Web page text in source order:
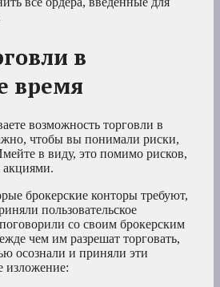
в
время
возможность торговли в
чтобы вы понимали риски,
в виду, это помимо рисков,
акциями.
брокерские конторы требуют,
пользовательское
со своим брокерским
чем им разрешат торговать,
осознали и приняли эти
изложение: